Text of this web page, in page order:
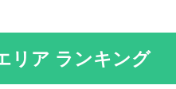
リア ランキング